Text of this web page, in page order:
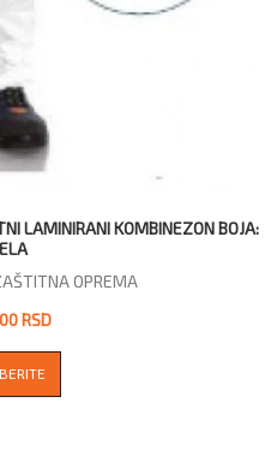
LAMINIRANI KOMBINEZON BOJA:
OPREMA
RSD